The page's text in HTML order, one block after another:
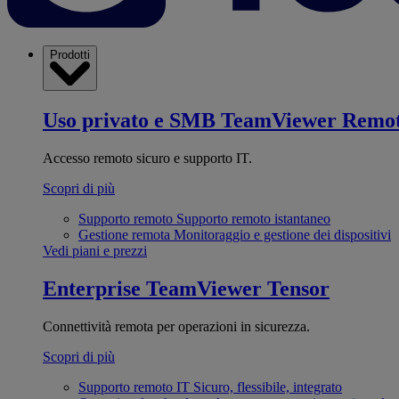
Prodotti
Uso privato e SMB TeamViewer
Accesso remoto sicuro e supporto IT.
Scopri di più
Supporto remoto Supporto remoto istantaneo
Gestione remota Monitoraggio e gestione dei dispositivi
Vedi piani e prezzi
Enterprise TeamViewer Tensor
Connettività remota per operazioni in sicurezza.
Scopri di più
Supporto remoto IT Sicuro, flessibile, integrato